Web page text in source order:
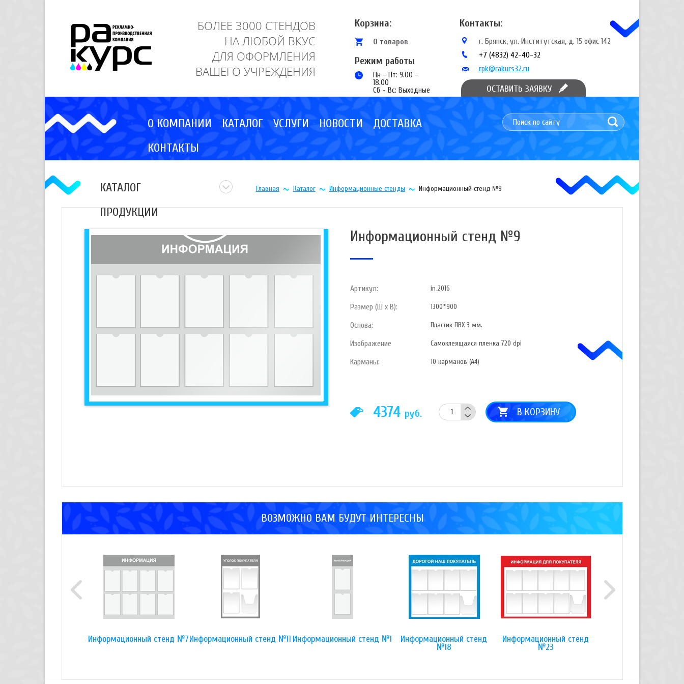
БОЛЕЕ 3000 СТЕНДОВ
НА ЛЮБОЙ ВКУС
ДЛЯ ОФОРМЛЕНИЯ
ВАШЕГО УЧРЕЖДЕНИЯ
Корзина:
0 товаров
Режим работы
Пн - Пт: 9.00 -
18.00
Сб - Вс: Выходные
Контакты:
г. Брянск, ул. Институтская, д. 15 офис 142
+7 (4832) 42-40-32
rpk@rakurs32.ru
ОСТАВИТЬ ЗАЯВКУ
О КОМПАНИИ КАТАЛОГ УСЛУГИ НОВОСТИ
ДОСТАВКА
КОНТАКТЫ
КАТАЛОГ
ПРОДУКЦИИ
Главная Каталог Информационные стенды Информационный стенд №9
Информационный стенд №9
Артикул: in_2016
Размер (Ш х В): 1300*900
Основа: Пластик ПВХ 3 мм.
Изображение Самоклеящаяся пленка 720 dpi
Карманы: 10 карманов (А4)
4374 руб. В КОРЗИНУ
ВОЗМОЖНО ВАМ БУДУТ ИНТЕРЕСНЫ
Информационный стенд №7Информационный стенд №11 Информационный стенд №1 Информационный стенд
№18
Информационный стенд
№23